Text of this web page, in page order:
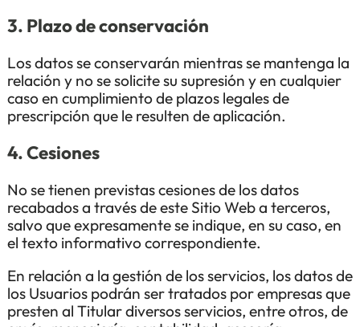
3. Plazo de conservación
Los datos se conservarán mientras se mantenga la
relación y no se solicite su supresión y en cualquier
caso en cumplimiento de plazos legales de
prescripción que le resulten de aplicación.
4. Cesiones
No se tienen previstas cesiones de los datos
recabados a través de este Sitio Web a terceros,
salvo que expresamente se indique, en su caso, en
el texto informativo correspondiente.
En relación a la gestión de los servicios, los datos de
los Usuarios podrán ser tratados por empresas que
presten al Titular diversos servicios, entre otros, de